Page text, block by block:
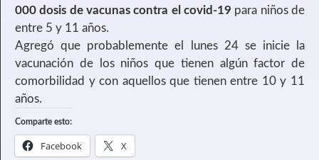
000 dosis de vacunas contra el covid-19 para niños de
entre 5 y 11 años.
Agregó que probablemente el lunes 24 se inicie la
vacunación de los niños que tienen algún factor de
comorbilidad y con aquellos que tienen entre 10 y 11
años.
Comparte esto:
Facebook X